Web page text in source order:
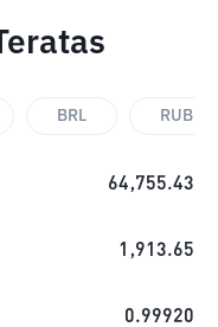
BRL RUB
64,755.43
1,913.65
0.99920